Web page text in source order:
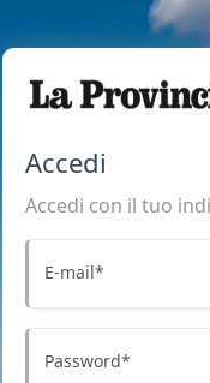
Accedi
Accedi con il tuo
E-mail*
Password*